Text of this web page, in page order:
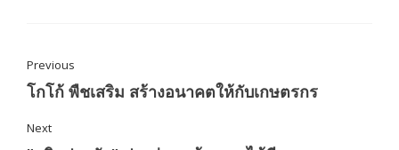
Previous
โกโก้ พืชเสริม สร้างอนาคตให้กับเกษตรกร
Next